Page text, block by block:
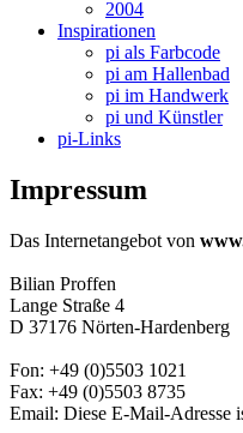
2004
Inspirationen
pi als Farbcode
pi am Hallenbad
pi im Handwerk
pi und Künstler
pi-Links
Impressum
Das Internetangebot von
Bilian Proffen
Lange Straße 4
D 37176 Nörten-Hardenberg
Fon: +49 (0)5503 1021
Fax: +49 (0)5503 8735
Email: Diese E-Mail-Adresse